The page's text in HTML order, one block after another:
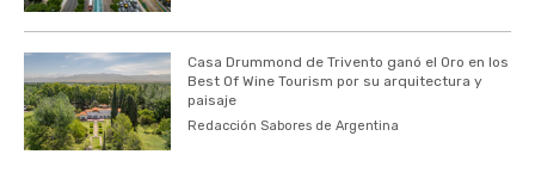
Casa Drummond de Trivento ganó el Oro en los
Best Of Wine Tourism por su arquitectura y
paisaje
Redacción Sabores de Argentina